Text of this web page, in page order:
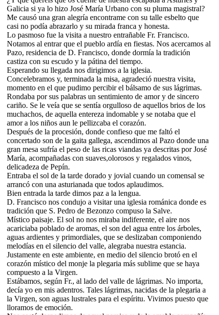
Galicia si ya lo hizo José María Urbano con su pluma magistral?
Me causó una gran alegría encontrame con su talle esbelto que
casi no podía abrazarlo y su mirada franca y honesta.
Lo pasmoso fue la visita a nuestro entrañable Fr. Francisco.
Notamos al entrar que el pueblo ardía en fiestas. Nos acercamos al
Pazo, residencia de D. Francisco, donde dormía la tradición
castiza con su escudo y la pátina del tiempo.
Esperando su llegada nos dirigimos a la iglesia.
Concelebramos y, terminada la misa, agradeció nuestra visita,
momento en el que pudimo percibir el bálsamo de sus lágrimas.
Rondaba por sus palabras un sentimiento de amor y de sincero
cariño. Se le veía que se sentía orgulloso de aquellos brios de los
muchachos, de aquella entereza indomable y se notaba que el
amor a los niños aun le pellizcaba el corazón.
Después de la procesión, donde confieso que me faltó el
concertado son de la gaita gallega, ascendimos al Pazo donde una
gran mesa sufría el peso de las ricas viandas ya descritas por José
María, acompañadas con suaves,olorosos y regalados vinos,
delicadeza de Pepín.
Entraba el sol de la tarde dorado y jovial cuando un comensal se
arrancó con una asturianada que todos aplaudimos.
Bien entrada la tarde dimos paz a la lengua.
D. Francisco nos condujo a visitar una iglesia románica donde es
tradición que S. Pedro de Bezonzo compuso la Salve.
Místico paisaje. El sol no nos miraba indiferente, el aire nos
acariciaba poblado de aromas, el son del agua entre los árboles,
aguas ardientes y primordiales, que se deslizaban componiendo
melodías en el silencio del valle, alegraba nuestra estancia.
Justamente en este ambiente, en medio del silencio brotó en el
corazón místico del monje la plegaria más sublime que se haya
compuesto a la Virgen.
Estábamos, según Fr., al lado del valle de lágrimas. No importa,
decía yo en mis adentros. Tales lágrimas, nacidas de la plegaria a
la Virgen, son aguas lustrales para el espíritu. Vivimos puesto que
lloramos de emoción.